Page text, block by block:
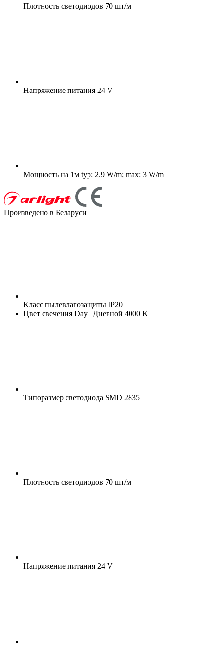
Плотность светодиодов 70 шт/м
Напряжение питания 24 V
Мощность на 1м typ: 2.9 W/m; max: 3 W/m
Произведено в Беларуси
Класс пылевлагозащиты IP20
Цвет свечения Day | Дневной 4000 K
Типоразмер светодиода SMD 2835
Плотность светодиодов 70 шт/м
Напряжение питания 24 V